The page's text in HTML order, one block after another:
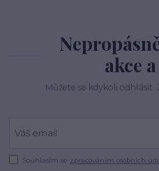
akce
Můžete se kdykoli odhlásit.
Souhlasím se zpracováním osobních